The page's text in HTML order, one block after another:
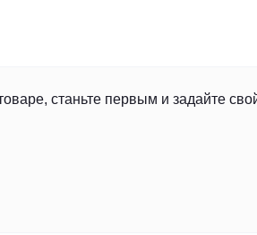
станьте первым и задайте